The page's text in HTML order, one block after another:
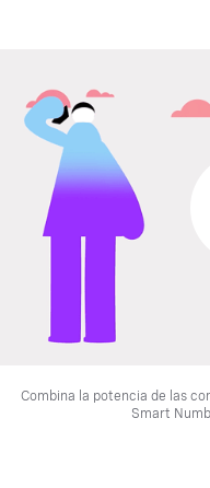
Combina la potencia de las
Smart